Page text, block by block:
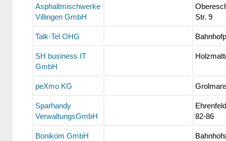
Asphaltmischwerke
Villingen GmbH
Str. 9
Talk-Tel OHG
SH business IT
GmbH
peXmo KG
Sparhandy
VerwaltungsGmbH
82-86
Bonikom GmbH